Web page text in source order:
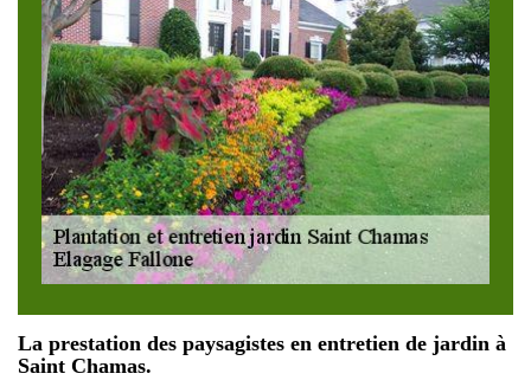
La prestation des paysagistes en entretien de jardin à
Saint Chamas.